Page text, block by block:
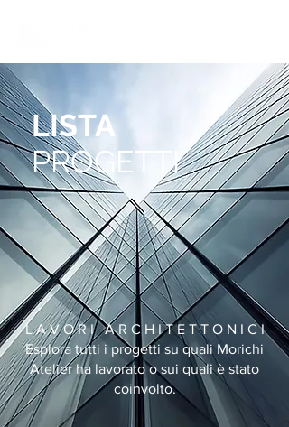
LISTA
PROGETTI
L A V O R I A R C H I T E T T O N I C I
Esplora tutti i progetti su quali Morichi
Atelier ha lavorato o sui quali è stato
coinvolto.